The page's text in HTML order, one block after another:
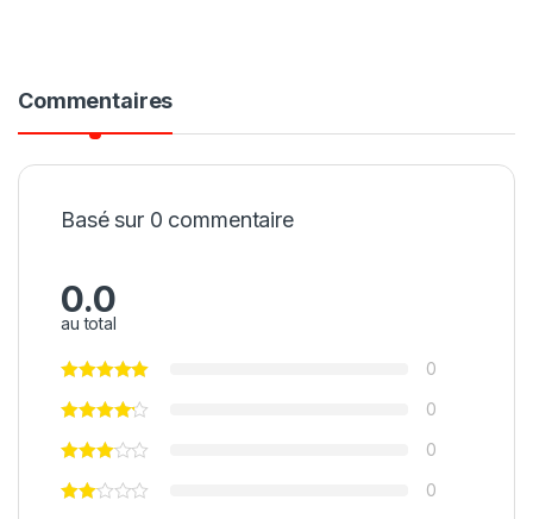
Commentaires
Basé sur 0 commentaire
0.0
au total
0
0
0
0